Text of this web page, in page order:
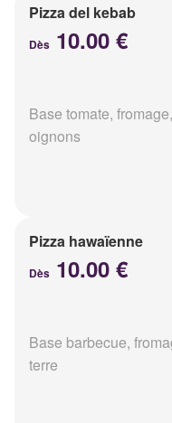
Pizza del kebab
Dès 10.00 €
Base tomate,
oignons
Pizza hawaïenne
Dès 10.00 €
Base barbecue,
terre